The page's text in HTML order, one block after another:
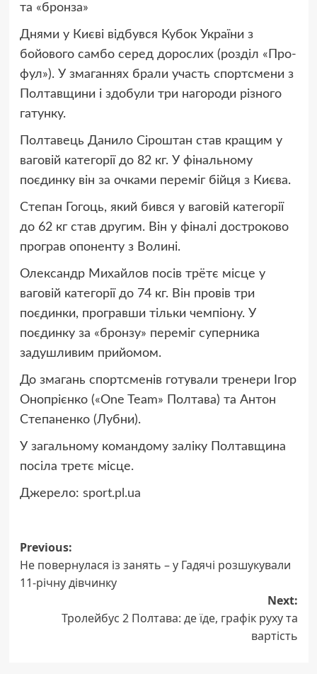
та «бронза»
Днями у Києві відбувся Кубок України з
бойового самбо серед дорослих (розділ «Про-
фул»). У змаганнях брали участь спортсмени з
Полтавщини і здобули три нагороди різного
гатунку.
Полтавець Данило Сіроштан став кращим у
ваговій категорії до 82 кг. У фінальному
поєдинку він за очками переміг бійця з Києва.
Степан Гогоць, який бився у ваговій категорії
до 62 кг став другим. Він у фіналі достроково
програв опоненту з Волині.
Олександр Михайлов посів трётє місце у
ваговій категорії до 74 кг. Він провів три
поєдинки, програвши тільки чемпіону. У
поєдинку за «бронзу» переміг суперника
задушливим прийомом.
До змагань спортсменів готували тренери Ігор
Онопрієнко («One Team» Полтава) та Антон
Степаненко (Лубни).
У загальному командому заліку Полтавщина
посіла третє місце.
Джерело: sport.pl.ua
Post
navigation
Previous:
Не повернулася із занять – у Гадячі розшукували
11-річну дівчинку
Next:
Тролейбус 2 Полтава: де їде, графік руху та
вартість